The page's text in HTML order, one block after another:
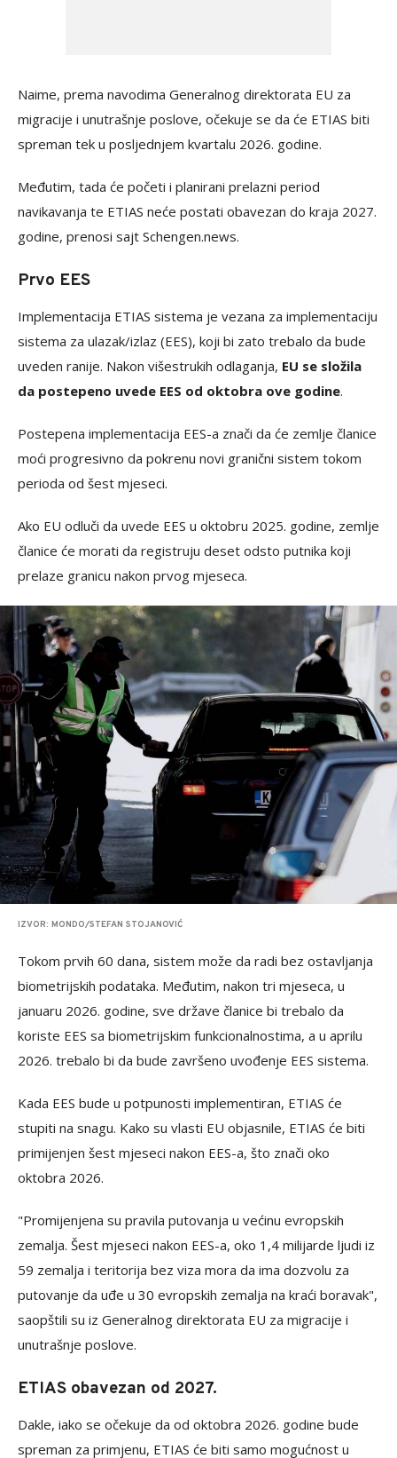
Naime, prema navodima Generalnog direktorata EU za
migracije i unutrašnje poslove, očekuje se da će ETIAS biti
spreman tek u posljednjem kvartalu 2026. godine.
Međutim, tada će početi i planirani prelazni period
navikavanja te ETIAS neće postati obavezan do kraja 2027.
godine, prenosi sajt Schengen.news.
Prvo EES
Implementacija ETIAS sistema je vezana za implementaciju
sistema za ulazak/izlaz (EES), koji bi zato trebalo da bude
uveden ranije. Nakon višestrukih odlaganja, EU se složila
da postepeno uvede EES od oktobra ove godine.
Postepena implementacija EES-a znači da će zemlje članice
moći progresivno da pokrenu novi granični sistem tokom
perioda od šest mjeseci.
Ako EU odluči da uvede EES u oktobru 2025. godine, zemlje
članice će morati da registruju deset odsto putnika koji
prelaze granicu nakon prvog mjeseca.
IZVOR: MONDO/STEFAN STOJANOVIĆ
Tokom prvih 60 dana, sistem može da radi bez ostavljanja
biometrijskih podataka. Međutim, nakon tri mjeseca, u
januaru 2026. godine, sve države članice bi trebalo da
koriste EES sa biometrijskim funkcionalnostima, a u aprilu
2026. trebalo bi da bude završeno uvođenje EES sistema.
Kada EES bude u potpunosti implementiran, ETIAS će
stupiti na snagu. Kako su vlasti EU objasnile, ETIAS će biti
primijenjen šest mjeseci nakon EES-a, što znači oko
oktobra 2026.
"Promijenjena su pravila putovanja u većinu evropskih
zemalja. Šest mjeseci nakon EES-a, oko 1,4 milijarde ljudi iz
59 zemalja i teritorija bez viza mora da ima dozvolu za
putovanje da uđe u 30 evropskih zemalja na kraći boravak",
saopštili su iz Generalnog direktorata EU za migracije i
unutrašnje poslove.
ETIAS obavezan od 2027.
Dakle, iako se očekuje da od oktobra 2026. godine bude
spreman za primjenu, ETIAS će biti samo mogućnost u